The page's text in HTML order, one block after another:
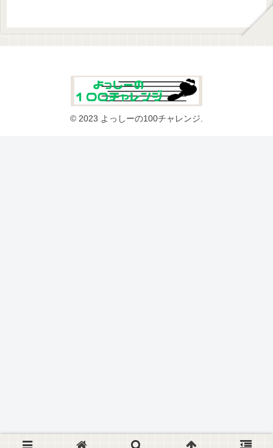
© 2023 よっしーの100チャレンジ.